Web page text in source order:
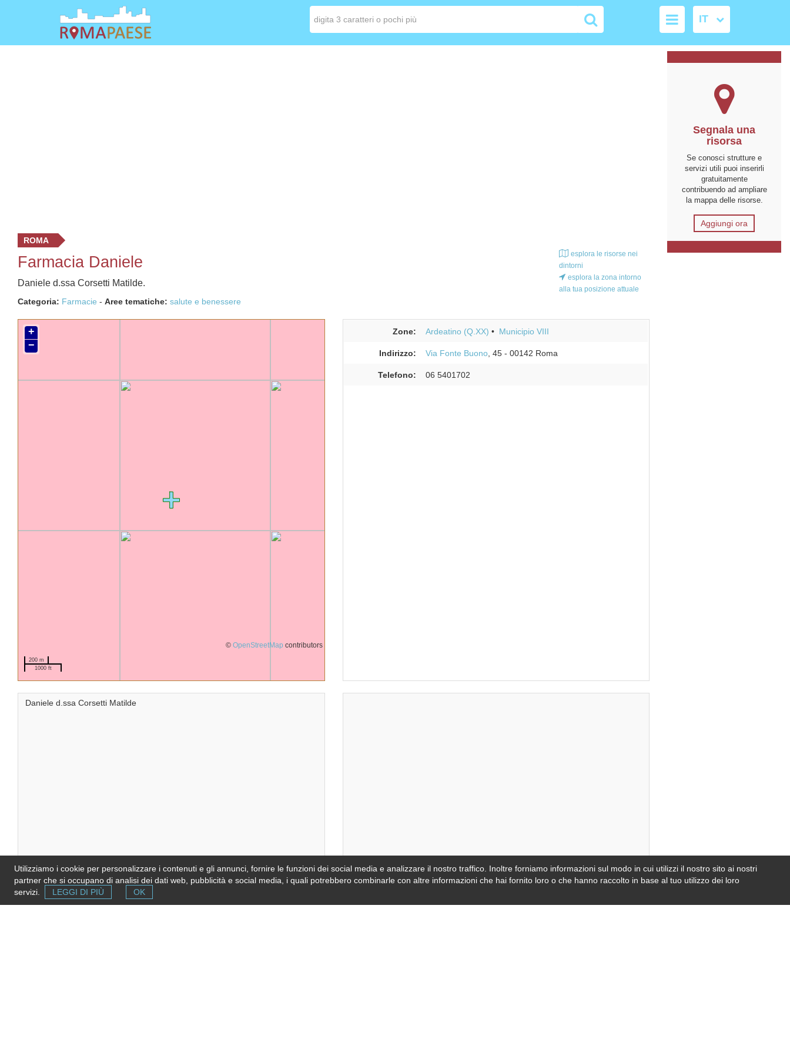
ROMA
Farmacia Daniele
Daniele d.ssa Corsetti Matilde.
Categoria: Farmacie - Aree tematiche: salute e benessere
esplora le risorse nei
dintorni
esplora la zona intorno
alla tua posizione attuale
+
−
© OpenStreetMap contributors
200 m
1000 ft
Zone: Ardeatino (Q.XX) Municipio VIII
Indirizzo: Via Fonte Buono, 45- 00142 Roma
Telefono: 06 5401702
Daniele d.ssa Corsetti Matilde
video oppure foto
Segnala una
risorsa
Se conosci strutture e
servizi utili puoi inserirli
gratuitamente
contribuendo ad ampliare
la mappa delle risorse.
Aggiungi ora
Utilizziamo i cookie per personalizzare i contenuti e gli annunci, fornire le funzioni dei social media e analizzare il nostro traffico. Inoltre forniamo informazioni sul modo in cui utilizzi il nostro sito ai nostri
partner che si occupano di analisi dei dati web, pubblicità e social media, i quali potrebbero combinarle con altre informazioni che hai fornito loro o che hanno raccolto in base al tuo utilizzo dei loro
servizi.
LEGGI DI PIÙ OK